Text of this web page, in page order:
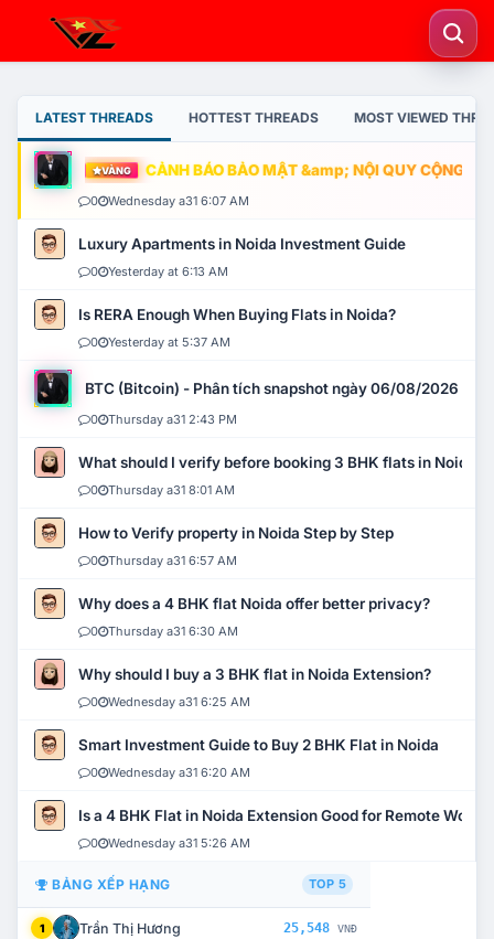
LATEST THREADS HOTTEST THREADS MOST VIEWED
VÀNG CẢNH BÁO BẢO MẬT &amp; NỘI QUY CỘNG
0 Wednesday a31 6:07 AM
Luxury Apartments in Noida Investment Guide
0 Yesterday at 6:13 AM
Is RERA Enough When Buying Flats in Noida?
0 Yesterday at 5:37 AM
BTC (Bitcoin) - Phân tích snapshot ngày 06/08/2026
0 Thursday a31 2:43 PM
What should I verify before booking 3 BHK flats in Noida?
0 Thursday a31 8:01 AM
How to Verify property in Noida Step by Step
0 Thursday a31 6:57 AM
Why does a 4 BHK flat Noida offer better privacy?
0 Thursday a31 6:30 AM
Why should I buy a 3 BHK flat in Noida Extension?
0 Wednesday a31 6:25 AM
Smart Investment Guide to Buy 2 BHK Flat in Noida
0 Wednesday a31 6:20 AM
Is a 4 BHK Flat in Noida Extension Good for Remote Work?
0 Wednesday a31 5:26 AM
BẢNG XẾP HẠNG TOP 5
1 Trần Thị Hương 25,548 VNĐ